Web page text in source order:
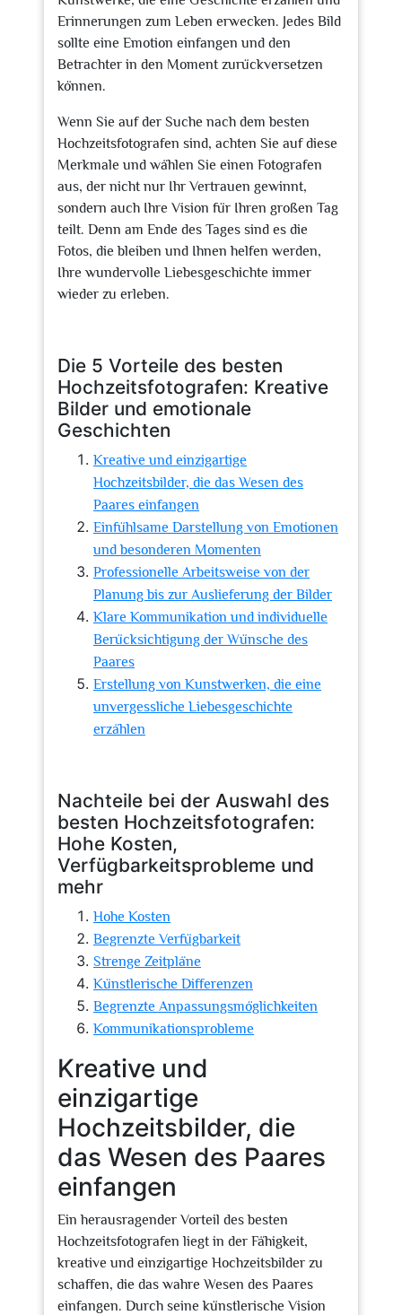
Erinnerungen zum Leben erwecken. Jedes Bild
sollte eine Emotion einfangen und den
Betrachter in den Moment zurückversetzen
können.
Wenn Sie auf der Suche nach dem besten
Hochzeitsfotografen sind, achten Sie auf diese
Merkmale und wählen Sie einen Fotografen
aus, der nicht nur Ihr Vertrauen gewinnt,
sondern auch Ihre Vision für Ihren großen Tag
teilt. Denn am Ende des Tages sind es die
Fotos, die bleiben und Ihnen helfen werden,
Ihre wundervolle Liebesgeschichte immer
wieder zu erleben.
Die 5 Vorteile des besten
Hochzeitsfotografen: Kreative
Bilder und emotionale
Geschichten
Kreative und einzigartige
Hochzeitsbilder, die das Wesen des
Paares einfangen
Einfühlsame Darstellung von Emotionen
und besonderen Momenten
Professionelle Arbeitsweise von der
Planung bis zur Auslieferung der Bilder
Klare Kommunikation und individuelle
Berücksichtigung der Wünsche des
Paares
Erstellung von Kunstwerken, die eine
unvergessliche Liebesgeschichte
erzählen
Nachteile bei der Auswahl des
besten Hochzeitsfotografen:
Hohe Kosten,
Verfügbarkeitsprobleme und
mehr
Hohe Kosten
Begrenzte Verfügbarkeit
Strenge Zeitpläne
Künstlerische Differenzen
Begrenzte Anpassungsmöglichkeiten
Kommunikationsprobleme
Kreative und
einzigartige
Hochzeitsbilder, die
das Wesen des Paares
einfangen
Ein herausragender Vorteil des besten
Hochzeitsfotografen liegt in der Fähigkeit,
kreative und einzigartige Hochzeitsbilder zu
schaffen, die das wahre Wesen des Paares
einfangen. Durch seine künstlerische Vision